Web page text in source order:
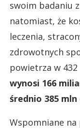
swoim badaniu
natomiast, że
leczenia,
zdrowotnych
powietrza w
wynosi 166
średnio 385
Wspomniane na